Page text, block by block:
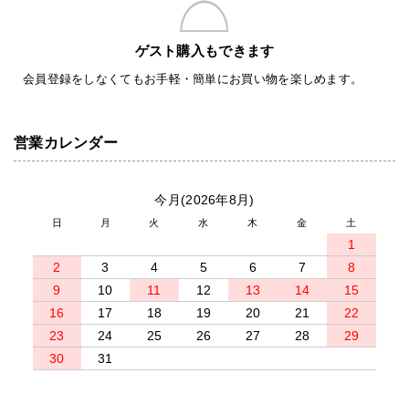
ゲスト購入もできます
会員登録をしなくてもお手軽・簡単にお買い物を楽しめます。
営業カレンダー
今月(2026年8月)
日 月 火 水 木 金 土
1
2
3 4 5 6 7
8
9
10 11 12 13 14
15
16
17 18 19 20 21
22
23
24 25 26 27 28
29
30
31